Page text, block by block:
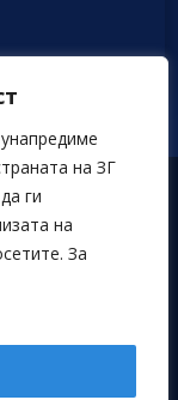
на ЗГ
ги
на
Заништо за